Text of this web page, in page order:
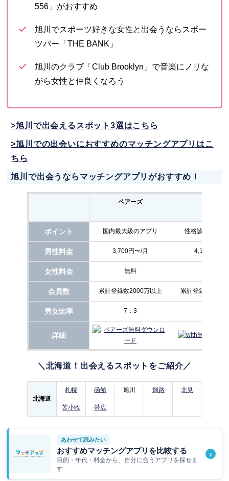
556」がおすすめ
旭川でスポーツ好きな女性と出会うならスポー
ツバー「THE BANK」
旭川のクラブ「Club Brooklyn」で音楽にノリな
がら女性と仲良くなろう
>旭川で出会えるスポット3選はこちら
>旭川での出会いにおすすめのマッチングアプリはこ
ちら
旭川で出会うならマッチングアプリがおすすめ！
ペアーズ
ポイント 国内最大級のアプリ 性格診断で相性
男性料金 3,700円〜/月 4,160円〜/
女性料金 無料
会員数 累計登録数2000万以上 累計登録数1000
男女比率 7：3
詳細
＼北海道！出会えるスポットをご紹介／
北海道
札幌 函館 旭川 釧路 北見
苫小牧 帯広
あわせて読みたい
おすすめマッチングアプリを比較する
目的・年代・料金から、自分に合うアプリを探せま
す
›